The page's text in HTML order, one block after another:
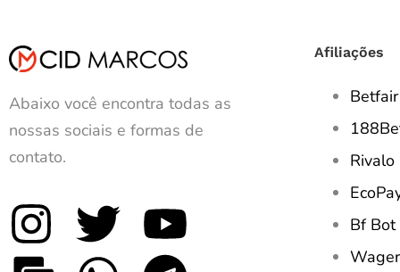
Abaixo você encontra todas as
nossas sociais e formas de
contato.
Afiliações
Betfair
Rivalo
Bf Bot